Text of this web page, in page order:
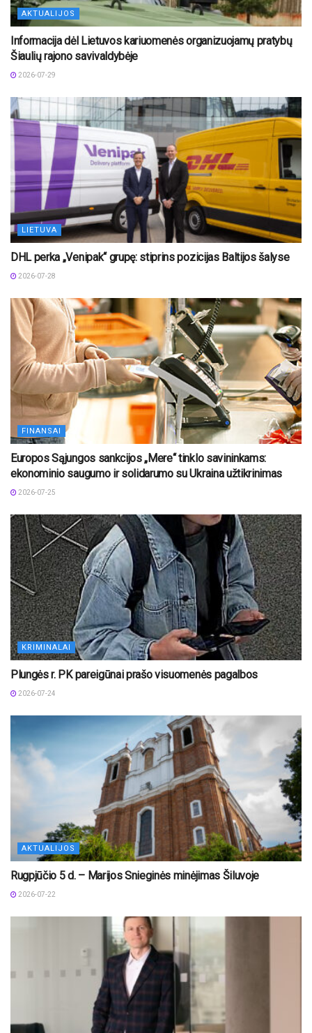
AKTUALIJOS
Informacija dėl Lietuvos kariuomenės organizuojamų pratybų
Šiaulių rajono savivaldybėje
2026-07-29
LIETUVA
DHL perka „Venipak“ grupę: stiprins pozicijas Baltijos šalyse
2026-07-28
FINANSAI
Europos Sąjungos sankcijos „Mere“ tinklo savininkams:
ekonominio saugumo ir solidarumo su Ukraina užtikrinimas
2026-07-25
KRIMINALAI
Plungės r. PK pareigūnai prašo visuomenės pagalbos
2026-07-24
AKTUALIJOS
Rugpjūčio 5 d. – Marijos Snieginės minėjimas Šiluvoje
2026-07-22